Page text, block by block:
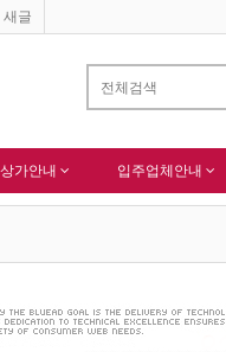
새글
원님 가입을 축하드립니다 !
상가안내 입주업체안내